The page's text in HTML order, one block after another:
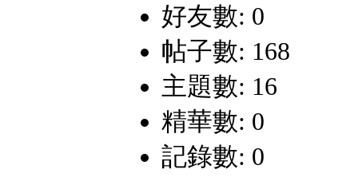
好友數: 0
帖子數: 168
主題數: 16
精華數: 0
記錄數: 0